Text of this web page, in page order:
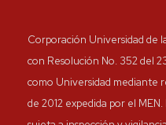
Corporación Universidad de
con Resolución No. 352 del
como Universidad mediante
de 2012 expedida por el